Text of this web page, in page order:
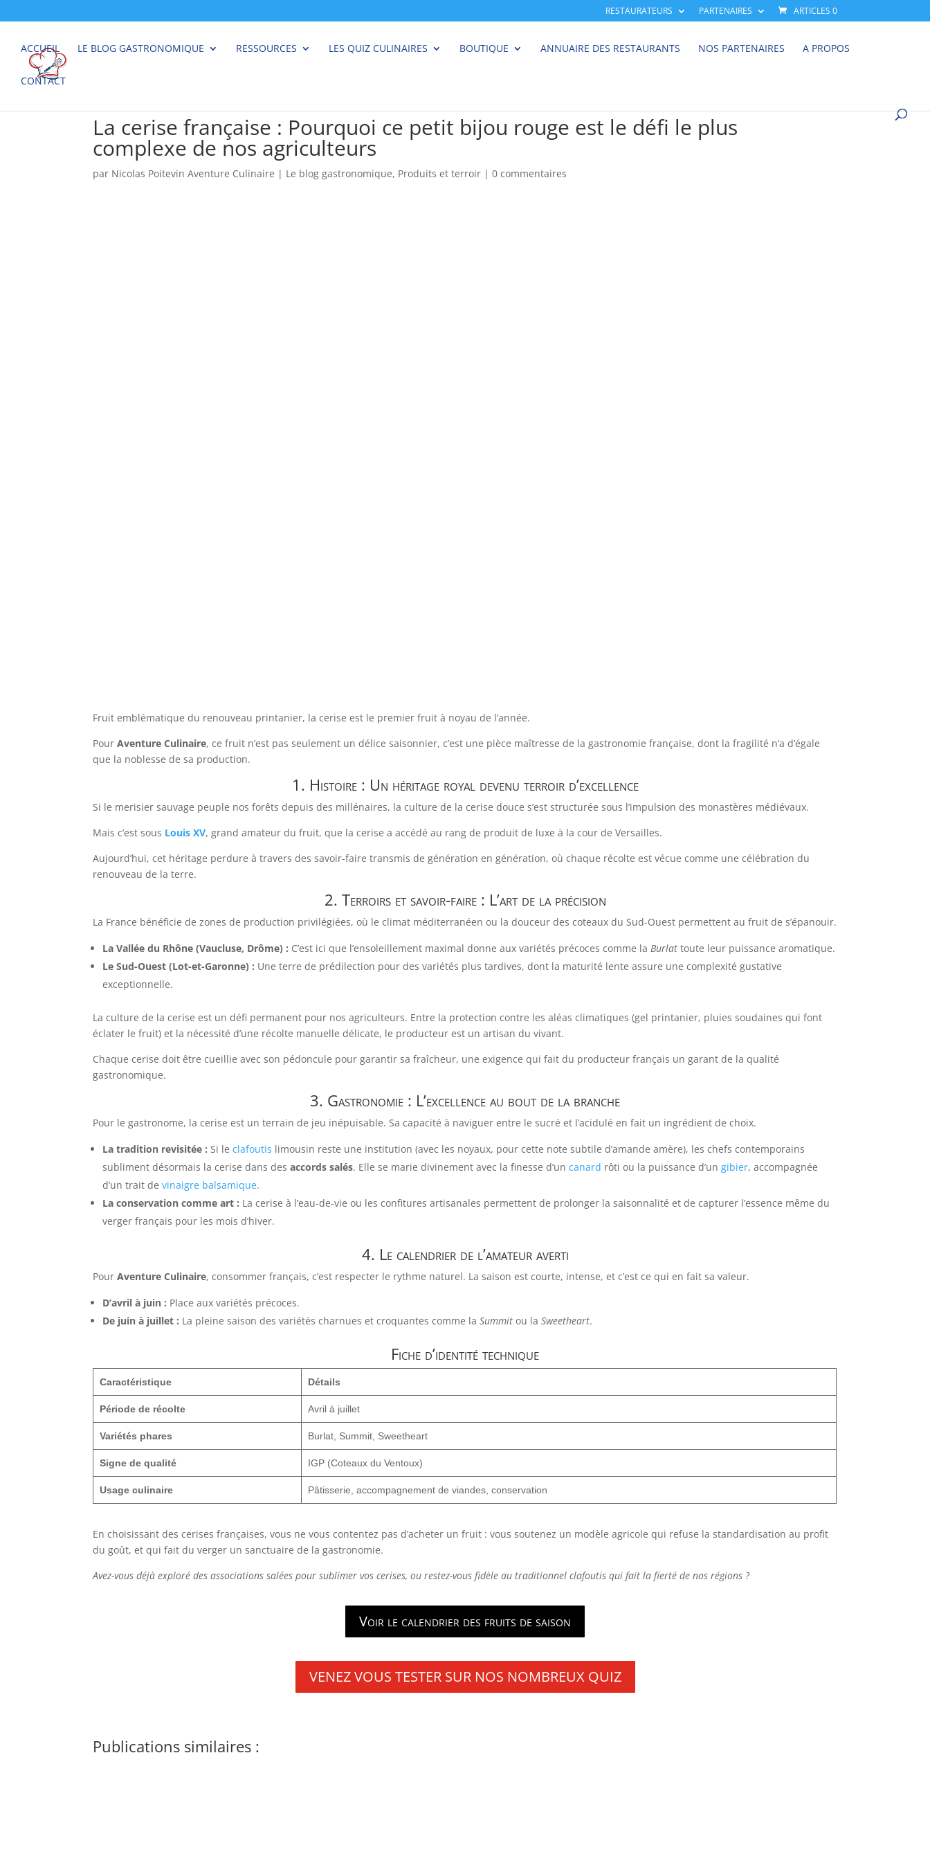
RESTAURATEURS PARTENAIRES ARTICLES 0
ACCUEIL LE BLOG GASTRONOMIQUE RESSOURCES LES QUIZ CULINAIRES BOUTIQUE ANNUAIRE DES RESTAURANTS NOS PARTENAIRES A PROPOS
CONTACT
La cerise française : Pourquoi ce petit bijou rouge est le défi le plus
complexe de nos agriculteurs
par Nicolas Poitevin Aventure Culinaire | Le blog gastronomique, Produits et terroir |0 commentaires
Fruit emblématique du renouveau printanier, la cerise est le premier fruit à noyau de l’année.
PourAventure Culinaire, ce fruit n’est pas seulement un délice saisonnier, c’est une pièce maîtresse de la gastronomie française, dont la fragilité n’a d’égale
que la noblesse de sa production.
1. Histoire : Un héritage royal devenu terroir d’excellence
Si le merisier sauvage peuple nos forêts depuis des millénaires, la culture de la cerise douce s’est structurée sous l’impulsion des monastères médiévaux.
Mais c’est sous Louis XV, grand amateur du fruit, que la cerise a accédé au rang de produit de luxe à la cour de Versailles.
Aujourd’hui, cet héritage perdure à travers des savoir-faire transmis de génération en génération, où chaque récolte est vécue comme une célébration du
renouveau de la terre.
2. Terroirs et savoir-faire : L’art de la précision
La France bénéficie de zones de production privilégiées, où le climat méditerranéen ou la douceur des coteaux du Sud-Ouest permettent au fruit de s’épanouir.
La Vallée du Rhône (Vaucluse, Drôme) : C’est ici que l’ensoleillement maximal donne aux variétés précoces comme laBurlat toute leur puissance aromatique.
Le Sud-Ouest (Lot-et-Garonne) : Une terre de prédilection pour des variétés plus tardives, dont la maturité lente assure une complexité gustative
exceptionnelle.
La culture de la cerise est un défi permanent pour nos agriculteurs. Entre la protection contre les aléas climatiques (gel printanier, pluies soudaines qui font
éclater le fruit) et la nécessité d’une récolte manuelle délicate, le producteur est un artisan du vivant.
Chaque cerise doit être cueillie avec son pédoncule pour garantir sa fraîcheur, une exigence qui fait du producteur français un garant de la qualité
gastronomique.
3. Gastronomie : L’excellence au bout de la branche
Pour le gastronome, la cerise est un terrain de jeu inépuisable. Sa capacité à naviguer entre le sucré et l’acidulé en fait un ingrédient de choix.
La tradition revisitée : Si leclafoutis limousin reste une institution (avec les noyaux, pour cette note subtile d’amande amère), les chefs contemporains
subliment désormais la cerise dans desaccords salés. Elle se marie divinement avec la finesse d’uncanard rôti ou la puissance d’ungibier, accompagnée
d’un trait devinaigre balsamique.
La conservation comme art : La cerise à l’eau-de-vie ou les confitures artisanales permettent de prolonger la saisonnalité et de capturer l’essence même du
verger français pour les mois d’hiver.
4. Le calendrier de l’amateur averti
PourAventure Culinaire, consommer français, c’est respecter le rythme naturel. La saison est courte, intense, et c’est ce qui en fait sa valeur.
D’avril à juin : Place aux variétés précoces.
De juin à juillet : La pleine saison des variétés charnues et croquantes comme laSummit ou laSweetheart.
Fiche d’identité technique
Caractéristique Détails
Période de récolte Avril à juillet
Variétés phares Burlat, Summit, Sweetheart
Signe de qualité IGP (Coteaux du Ventoux)
Usage culinaire Pâtisserie, accompagnement de viandes, conservation
En choisissant des cerises françaises, vous ne vous contentez pas d’acheter un fruit : vous soutenez un modèle agricole qui refuse la standardisation au profit
du goût, et qui fait du verger un sanctuaire de la gastronomie.
Avez-vous déjà exploré des associations salées pour sublimer vos cerises, ou restez-vous fidèle au traditionnel clafoutis qui fait la fierté de nos régions ?
Voir le calendrier des fruits de saison
VENEZ VOUS TESTER SUR NOS NOMBREUX QUIZ
Publications similaires :